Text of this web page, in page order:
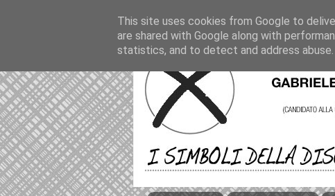
This site uses cookies from Google to
are shared with Google along with
statistics, and to detect and address abuse.